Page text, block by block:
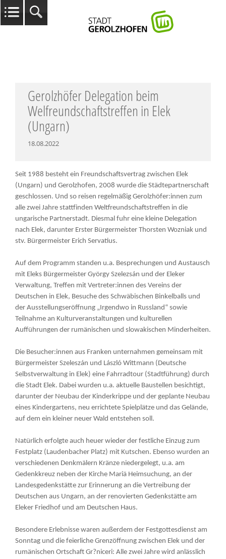
Gerolzhöfer Delegation beim
Welfreundschaftstreffen in Elek
(Ungarn)
18.08.2022
Seit 1988 besteht ein Freundschaftsvertrag zwischen Elek
(Ungarn) und Gerolzhofen, 2008 wurde die Städtepartnerschaft
geschlossen. Und so reisen regelmäßig Gerolzhöfer:innen zum
alle zwei Jahre stattfinden Weltfreundschaftstreffen in die
ungarische Partnerstadt. Diesmal fuhr eine kleine Delegation
nach Elek, darunter Erster Bürgermeister Thorsten Wozniak und
stv. Bürgermeister Erich Servatius.
Auf dem Programm standen u.a. Besprechungen und Austausch
mit Eleks Bürgermeister György Szelezsán und der Eleker
Verwaltung, Treffen mit Vertreter:innen des Vereins der
Deutschen in Elek, Besuche des Schwäbischen Binkelballs und
der Ausstellungseröffnung „Irgendwo in Russland“ sowie
Teilnahme an Kulturveranstaltungen und kulturellen
Aufführungen der rumänischen und slowakischen Minderheiten.
Die Besucher:innen aus Franken unternahmen gemeinsam mit
Bürgermeister Szeleszán und László Wittmann (Deutsche
Selbstverwaltung in Elek) eine Fahrradtour (Stadtführung) durch
die Stadt Elek. Dabei wurden u.a. aktuelle Baustellen besichtigt,
darunter der Neubau der Kinderkrippe und der geplante Neubau
eines Kindergartens, neu errichtete Spielplätze und das Gelände,
auf dem ein kleiner neuer Wald entstehen soll.
Natürlich erfolgte auch heuer wieder der festliche Einzug zum
Festplatz (Laudenbacher Platz) mit Kutschen. Ebenso wurden an
verschiedenen Denkmälern Kränze niedergelegt, u.a. am
Gedenkkreuz neben der Kirche Mariä Heimsuchung, an der
Landesgedenkstätte zur Erinnerung an die Vertreibung der
Deutschen aus Ungarn, an der renovierten Gedenkstätte am
Eleker Friedhof und am Deutschen Haus.
Besondere Erlebnisse waren außerdem der Festgottesdienst am
Sonntag und die feierliche Grenzöffnung zwischen Elek und der
rumänischen Ortschaft Gr?niceri: Alle zwei Jahre wird anlässlich